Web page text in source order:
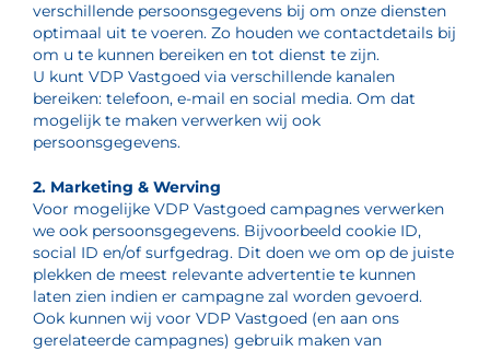
verschillende persoonsgegevens bij om onze diensten
optimaal uit te voeren. Zo houden we contactdetails bij
om u te kunnen bereiken en tot dienst te zijn.
U kunt VDP Vastgoed via verschillende kanalen
bereiken: telefoon, e-mail en social media. Om dat
mogelijk te maken verwerken wij ook
persoonsgegevens.
2. Marketing & Werving
Voor mogelijke VDP Vastgoed campagnes verwerken
we ook persoonsgegevens. Bijvoorbeeld cookie ID,
social ID en/of surfgedrag. Dit doen we om op de juiste
plekken de meest relevante advertentie te kunnen
laten zien indien er campagne zal worden gevoerd.
Ook kunnen wij voor VDP Vastgoed (en aan ons
gerelateerde campagnes) gebruik maken van